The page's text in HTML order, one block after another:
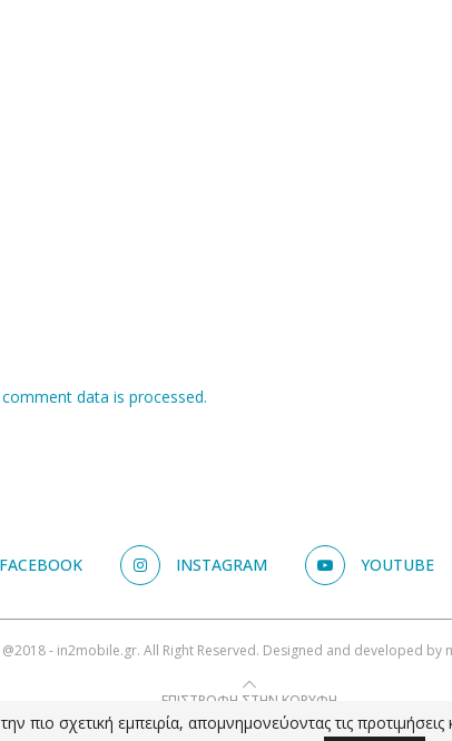
data is processed.
FACEBOOK INSTAGRAM YOUTUBE
@2018 - in2mobile.gr. All Right Reserved. Designed and developed by
ΕΠΙΣΤΡΟΦΗ ΣΤΗΝ ΚΟΡΥΦΗ
σχετική εμπειρία, απομνημονεύοντας τις προτιμήσεις